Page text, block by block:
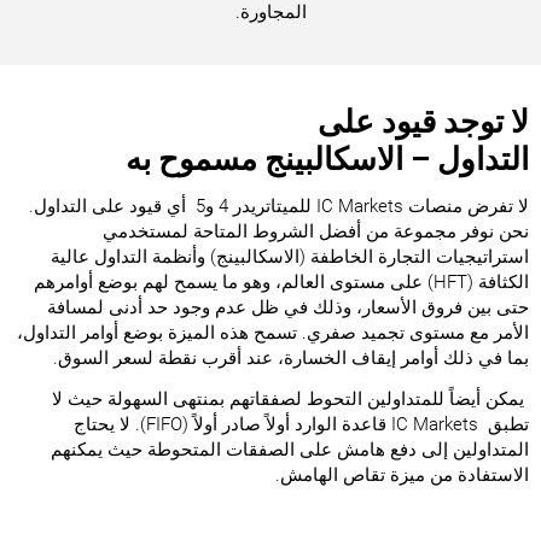
‏المجاورة‎.
لا ‏توجد قيود على
التداول – الاسكالبينج مسموح ‏به‎
‎لا ‏تفرض ‏منصات‏IC ‎Markets ‎‏ للميتاتريدر 4 و5‏‎‎‏ ‏‎‏ ‏أي قيود ‏‏على التداول.
نحن ‏نوفر مجموعة من أفضل الشروط ‏‏المتاحة ‏لمستخدمي
استراتيجيات ‏التجارة ‏‏الخاطفة ‏‏(الاسكالبينج) وأنظمة التداول عالية
‏الكثافة ‏‏‏(‏HFT‏) ‏على مستوى العالم، وهو ما يسمح لهم ‏‏بوضع ‏‏أوامرهم
حتى بين فروق الأسعار، وذلك في ‏‏ظل ‏عدم ‏وجود حد أدنى لمسافة
الأمر مع مستوى ‏‏تجميد ‏‏صفري. تسمح هذه الميزة بوضع أوامر ‏‏التداول،
‏بما ‏في ذلك أوامر إيقاف الخسارة، عند ‏أقرب ‏نقطة ‏لسعر ‏السوق‏‎.
‎‏ ‏يمكن أيضاً للمتداولين ‏التحوط لصفقاتهم ‏بمنتهى ‏‏السهولة حيث لا
تطبق ‏IC ‎Markets ‎‏ ‏قاعدة الوارد ‏‏أولاً صادر أولاً ‏‏(‏FIFO‏). لا يحتاج
‏المتداولين إلى دفع هامش على الصفقات المتحوطة ‏حيث يمكنهم
الاستفادة من ميزة تقاص الهامش.‏‎